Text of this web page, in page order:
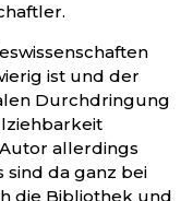
ist und der
Durchdringung
allerdings
sind da ganz bei
die Bibliothek und